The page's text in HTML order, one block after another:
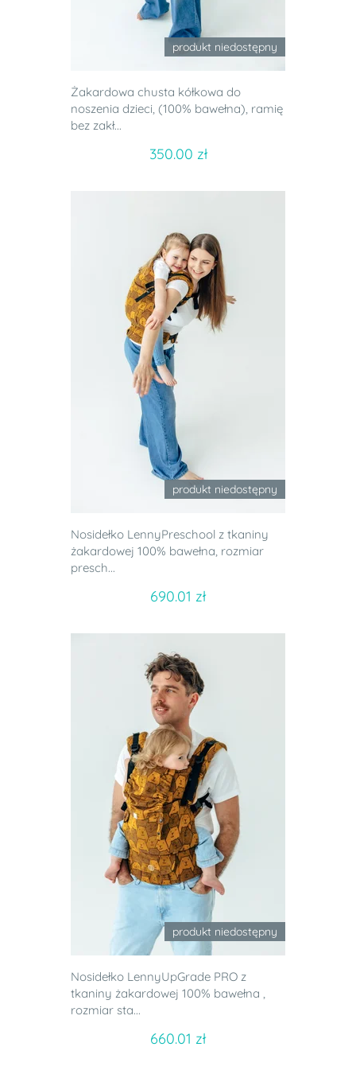
produkt niedostępny
Żakardowa chusta kółkowa do
noszenia dzieci, (100% bawełna), ramię
bez zakł...
350.00 zł
produkt niedostępny
Nosidełko LennyPreschool z tkaniny
żakardowej 100% bawełna, rozmiar
presch...
690.01 zł
produkt niedostępny
Nosidełko LennyUpGrade PRO z
tkaniny żakardowej 100% bawełna ,
rozmiar sta...
660.01 zł